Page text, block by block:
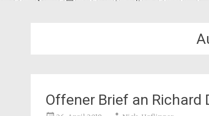
Offener Brief an Richard